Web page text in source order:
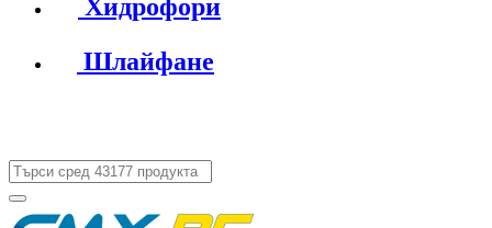
Хидрофори
Шлайфане